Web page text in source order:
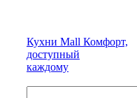
Кухни Mall Комфорт,
доступный
каждому